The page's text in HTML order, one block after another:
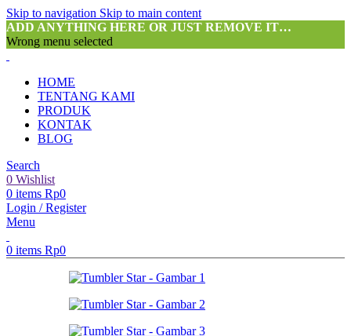
Skip to navigation Skip to main content
ADD ANYTHING HERE OR JUST REMOVE IT…
Wrong menu selected
HOME
TENTANG KAMI
PRODUK
KONTAK
BLOG
Search
0 Wishlist
0 items Rp0
Login / Register
Menu
0 items Rp0